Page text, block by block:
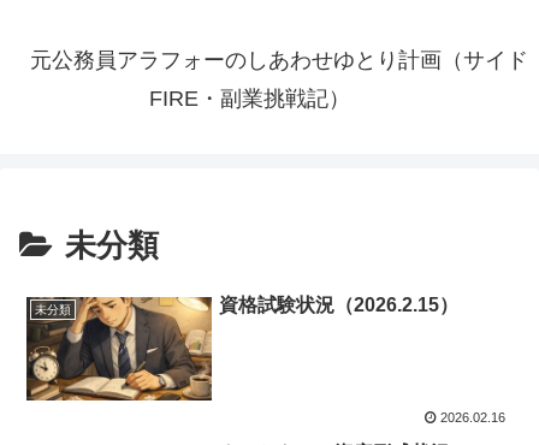
元公務員アラフォーのしあわせゆとり計画（サイド
FIRE・副業挑戦記）
未分類
未分類 資格試験状況（2026.2.15）
2026.02.16